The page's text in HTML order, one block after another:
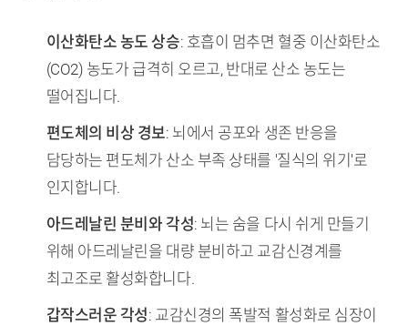
이산화탄소 농도 상승: 호흡이 멈추면 혈중 이산화탄소
(CO2) 농도가 급격히 오르고, 반대로 산소 농도는
떨어집니다.
편도체의 비상 경보: 뇌에서 공포와 생존 반응을
담당하는 편도체가 산소 부족 상태를 '질식의 위기'로
인지합니다.
아드레날린 분비와 각성: 뇌는 숨을 다시 쉬게 만들기
위해 아드레날린을 대량 분비하고 교감신경계를
최고조로 활성화합니다.
갑작스러운 각성: 교감신경의 폭발적 활성화로 심장이